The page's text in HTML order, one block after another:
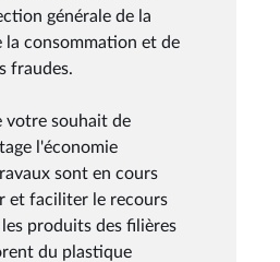
générale de la
la consommation et de
fraudes.
votre souhait de
l'économie
sont en cours
et faciliter le recours
produits des filières
du plastique